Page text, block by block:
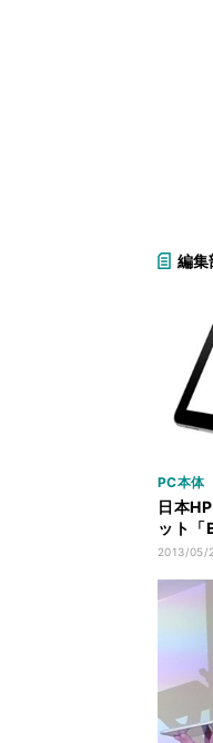
編集
PC本体
日本
ット
モデル
2013/05/